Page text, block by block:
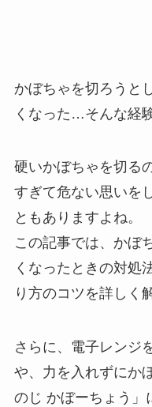
かぼちゃを切ろうと
くなった…そんな経
硬いかぼちゃを切る
すぎて危ない思いを
ともありますよね。
この記事では、かぼ
くなったときの対処
り方のコツを詳しく
さらに、電子レンジ
や、力を入れずにか
のじ かぼーちょう」